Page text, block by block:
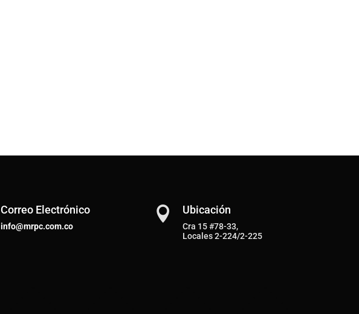
Correo Electrónico
info@mrpc.com.co
 Ubicación
Cra 15 #78-33,
Locales 2-224/2-225